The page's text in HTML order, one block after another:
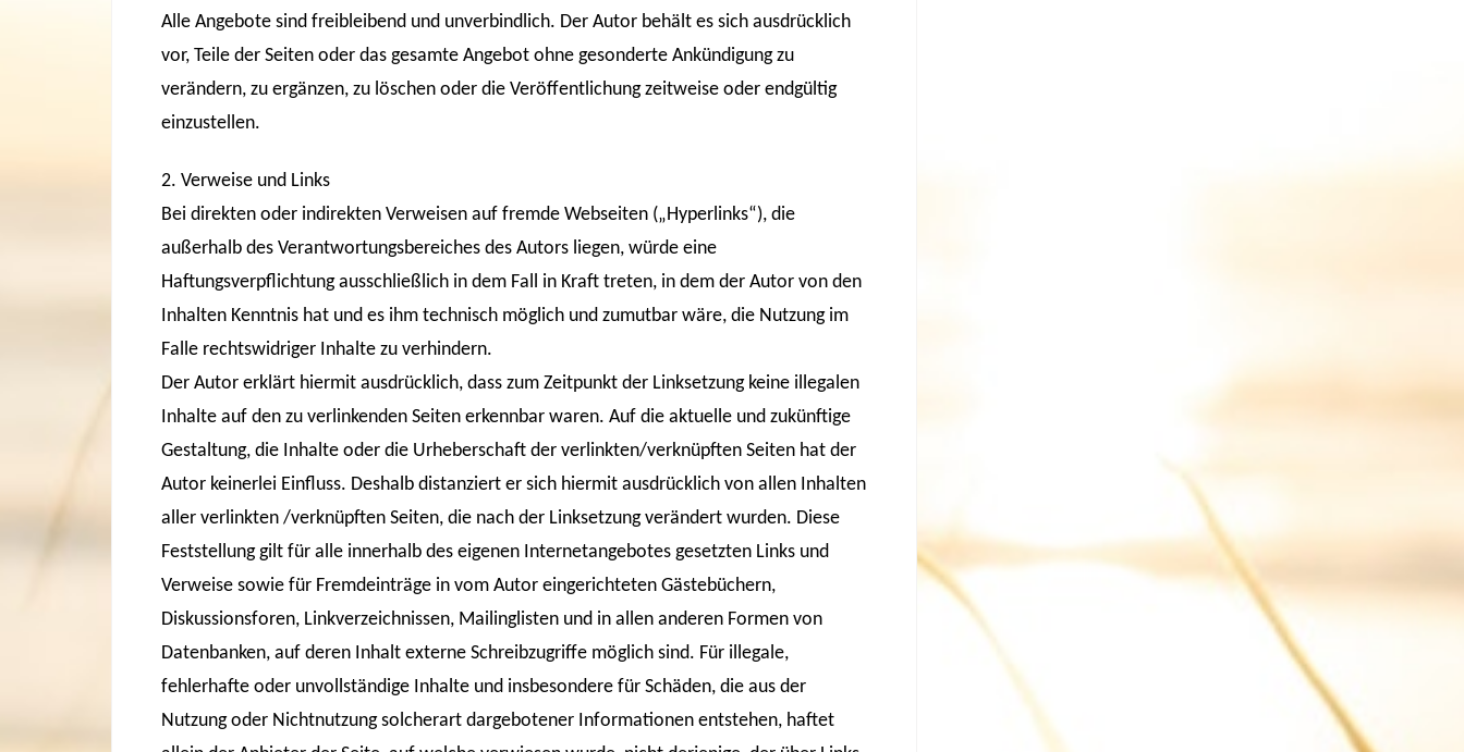
Alle Angebote sind freibleibend und unverbindlich. Der Autor behält es sich ausdrücklich
vor, Teile der Seiten oder das gesamte Angebot ohne gesonderte Ankündigung zu
verändern, zu ergänzen, zu löschen oder die Veröffentlichung zeitweise oder endgültig
einzustellen.
2. Verweise und Links
Bei direkten oder indirekten Verweisen auf fremde Webseiten („Hyperlinks“), die
außerhalb des Verantwortungsbereiches des Autors liegen, würde eine
Haftungsverpflichtung ausschließlich in dem Fall in Kraft treten, in dem der Autor von den
Inhalten Kenntnis hat und es ihm technisch möglich und zumutbar wäre, die Nutzung im
Falle rechtswidriger Inhalte zu verhindern.
Der Autor erklärt hiermit ausdrücklich, dass zum Zeitpunkt der Linksetzung keine illegalen
Inhalte auf den zu verlinkenden Seiten erkennbar waren. Auf die aktuelle und zukünftige
Gestaltung, die Inhalte oder die Urheberschaft der verlinkten/verknüpften Seiten hat der
Autor keinerlei Einfluss. Deshalb distanziert er sich hiermit ausdrücklich von allen Inhalten
aller verlinkten /verknüpften Seiten, die nach der Linksetzung verändert wurden. Diese
Feststellung gilt für alle innerhalb des eigenen Internetangebotes gesetzten Links und
Verweise sowie für Fremdeinträge in vom Autor eingerichteten Gästebüchern,
Diskussionsforen, Linkverzeichnissen, Mailinglisten und in allen anderen Formen von
Datenbanken, auf deren Inhalt externe Schreibzugriffe möglich sind. Für illegale,
fehlerhafte oder unvollständige Inhalte und insbesondere für Schäden, die aus der
Nutzung oder Nichtnutzung solcherart dargebotener Informationen entstehen, haftet